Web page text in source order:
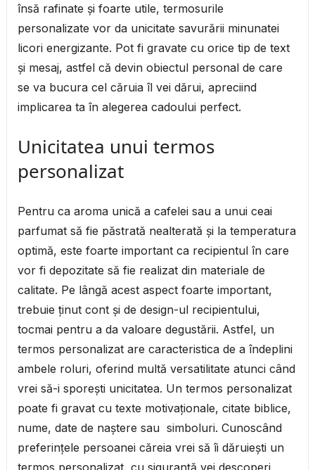
însă rafinate şi foarte utile, termosurile
personalizate vor da unicitate savurării minunatei
licori energizante. Pot fi gravate cu orice tip de text
şi mesaj, astfel că devin obiectul personal de care
se va bucura cel căruia îl vei dărui, apreciind
implicarea ta în alegerea cadoului perfect.
Unicitatea unui termos
personalizat
Pentru ca aroma unică a cafelei sau a unui ceai
parfumat să fie păstrată nealterată şi la temperatura
optimă, este foarte important ca recipientul în care
vor fi depozitate să fie realizat din materiale de
calitate. Pe lângă acest aspect foarte important,
trebuie ţinut cont şi de design-ul recipientului,
tocmai pentru a da valoare degustării. Astfel, un
termos personalizat are caracteristica de a îndeplini
ambele roluri, oferind multă versatilitate atunci când
vrei să-i sporeşti unicitatea. Un termos personalizat
poate fi gravat cu texte motivaţionale, citate biblice,
nume, date de naştere sau simboluri. Cunoscând
preferinţele persoanei căreia vrei să îi dăruieşti un
termos personalizat, cu siguranţă vei descoperi